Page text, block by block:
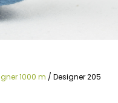
1000 m / Designer 205